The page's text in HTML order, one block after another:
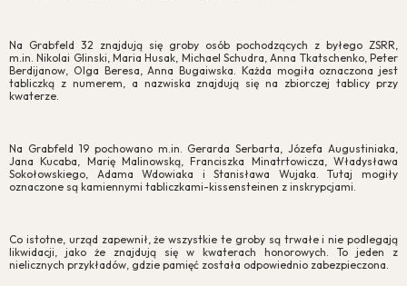
Na Grabfeld 32 znajdują się groby osób pochodzących z byłego ZSRR,
m.in. Nikolai Glinski, Maria Husak, Michael Schudra, Anna Tkatschenko, Peter
Berdijanow, Olga Beresa, Anna Bugaiwska. Każda mogiła oznaczona jest
tabliczką z numerem, a nazwiska znajdują się na zbiorczej tablicy przy
kwaterze.
Na Grabfeld 19 pochowano m.in. Gerarda Serbarta, Józefa Augustiniaka,
Jana Kucaba, Marię Malinowską, Franciszka Minatrtowicza, Władysława
Sokołowskiego, Adama Wdowiaka i Stanisława Wujaka. Tutaj mogiły
oznaczone są kamiennymi tabliczkami-kissensteinen z inskrypcjami.
Co istotne, urząd zapewnił, że wszystkie te groby są trwałe i nie podlegają
likwidacji, jako że znajdują się w kwaterach honorowych. To jeden z
nielicznych przykładów, gdzie pamięć została odpowiednio zabezpieczona.